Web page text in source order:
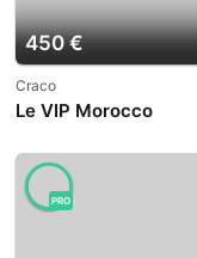
450 €
Craco
Le VIP Morocco
PRO